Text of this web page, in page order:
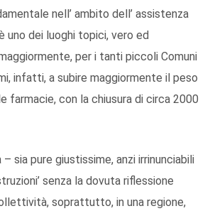
nell’ ambito dell’ assistenza
uno dei luoghi topici, vero ed
per i tanti piccoli Comuni
infatti, a subire maggiormente il peso
farmacie, con la chiusura di circa 2000
sia pure giustissime, anzi irrinunciabili
senza la dovuta riflessione
soprattutto, in una regione,